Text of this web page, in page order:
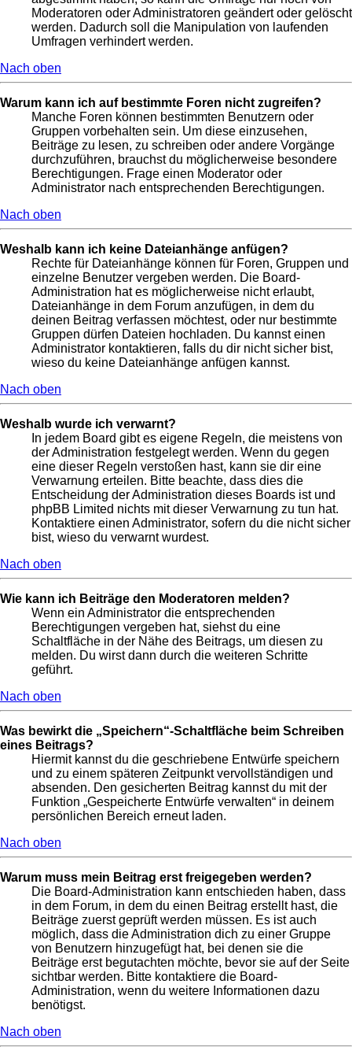
Moderatoren oder Administratoren geändert oder gelöscht
werden. Dadurch soll die Manipulation von laufenden
Umfragen verhindert werden.
Nach oben
Warum kann ich auf bestimmte Foren nicht zugreifen?
Manche Foren können bestimmten Benutzern oder
Gruppen vorbehalten sein. Um diese einzusehen,
Beiträge zu lesen, zu schreiben oder andere Vorgänge
durchzuführen, brauchst du möglicherweise besondere
Berechtigungen. Frage einen Moderator oder
Administrator nach entsprechenden Berechtigungen.
Nach oben
Weshalb kann ich keine Dateianhänge anfügen?
Rechte für Dateianhänge können für Foren, Gruppen und
einzelne Benutzer vergeben werden. Die Board-
Administration hat es möglicherweise nicht erlaubt,
Dateianhänge in dem Forum anzufügen, in dem du
deinen Beitrag verfassen möchtest, oder nur bestimmte
Gruppen dürfen Dateien hochladen. Du kannst einen
Administrator kontaktieren, falls du dir nicht sicher bist,
wieso du keine Dateianhänge anfügen kannst.
Nach oben
Weshalb wurde ich verwarnt?
In jedem Board gibt es eigene Regeln, die meistens von
der Administration festgelegt werden. Wenn du gegen
eine dieser Regeln verstoßen hast, kann sie dir eine
Verwarnung erteilen. Bitte beachte, dass dies die
Entscheidung der Administration dieses Boards ist und
phpBB Limited nichts mit dieser Verwarnung zu tun hat.
Kontaktiere einen Administrator, sofern du die nicht sicher
bist, wieso du verwarnt wurdest.
Nach oben
Wie kann ich Beiträge den Moderatoren melden?
Wenn ein Administrator die entsprechenden
Berechtigungen vergeben hat, siehst du eine
Schaltfläche in der Nähe des Beitrags, um diesen zu
melden. Du wirst dann durch die weiteren Schritte
geführt.
Nach oben
Was bewirkt die „Speichern“-Schaltfläche beim Schreiben
eines Beitrags?
Hiermit kannst du die geschriebene Entwürfe speichern
und zu einem späteren Zeitpunkt vervollständigen und
absenden. Den gesicherten Beitrag kannst du mit der
Funktion „Gespeicherte Entwürfe verwalten“ in deinem
persönlichen Bereich erneut laden.
Nach oben
Warum muss mein Beitrag erst freigegeben werden?
Die Board-Administration kann entschieden haben, dass
in dem Forum, in dem du einen Beitrag erstellt hast, die
Beiträge zuerst geprüft werden müssen. Es ist auch
möglich, dass die Administration dich zu einer Gruppe
von Benutzern hinzugefügt hat, bei denen sie die
Beiträge erst begutachten möchte, bevor sie auf der Seite
sichtbar werden. Bitte kontaktiere die Board-
Administration, wenn du weitere Informationen dazu
benötigst.
Nach oben